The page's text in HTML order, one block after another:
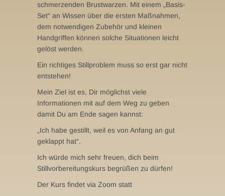
schmerzenden Brustwarzen. Mit einem „Basis-
Set“ an Wissen über die ersten Maßnahmen,
dem notwendigen Zubehör und kleinen
Handgriffen können solche Situationen leicht
gelöst werden.
Ein richtiges Stillproblem muss so erst gar nicht
entstehen!
Mein Ziel ist es, Dir möglichst viele
Informationen mit auf dem Weg zu geben
damit Du am Ende sagen kannst:
„Ich habe gestillt, weil es von Anfang an gut
geklappt hat“.
Ich würde mich sehr freuen, dich beim
Stillvorbereitungskurs begrüßen zu dürfen!
Der Kurs findet via Zoom statt